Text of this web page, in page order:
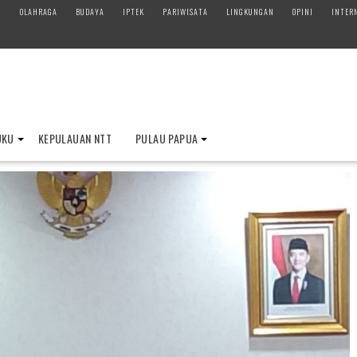
OLAHRAGA BUDAYA IPTEK PARIWISATA LINGKUNGAN OPINI
KEPULAUAN NTT PULAU PAPUA